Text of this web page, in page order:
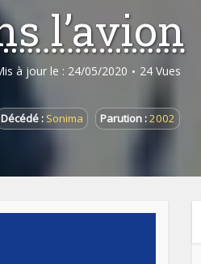
l’avion
à jour le : 24/05/2020 24 Vues
Décédé : Sonima Parution :2002